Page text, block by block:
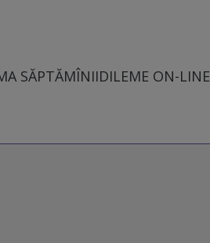
SĂPTĂMÎNIIDILEME ON-LINE